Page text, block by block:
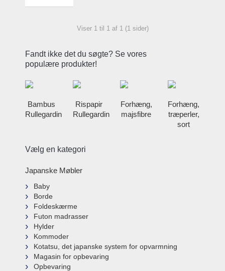
Viser 1 til 1 af 1 (1 sider)
Fandt ikke det du søgte? Se vores
populære produkter!
Bambus
Rullegardin
Rispapir
Rullegardin
Forhæng,
majsfibre
Forhæng,
træperler,
sort
Vælg en kategori
Japanske Møbler
Baby
Borde
Foldeskærme
Futon madrasser
Hylder
Kommoder
Kotatsu, det japanske system for opvarmning
Magasin for opbevaring
Opbevaring